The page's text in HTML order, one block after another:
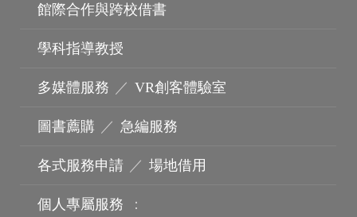
館際合作與跨校借書
學科指導教授
多媒體服務 ／ VR創客體驗室
圖書薦購 ／ 急編服務
各式服務申請 ／ 場地借用
個人專屬服務
：